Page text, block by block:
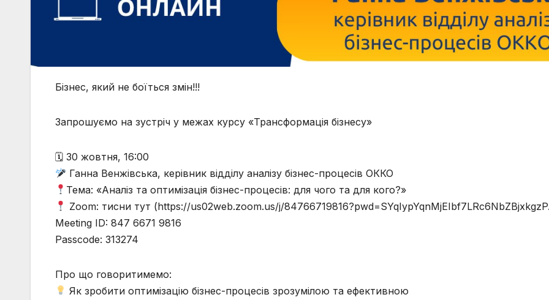
Бізнес, який не боїться змін!!!
Запрошуємо на зустріч у межах курсу «Трансформація бізнесу»
🗓 30 жовтня, 16:00
Ганна Венжівська, керівник відділу аналізу бізнес-процесів ОККО
Тема: «Аналіз та оптимізація бізнес-процесів: для чого та для кого?»
Zoom: тисни тут (https://us02web.zoom.us/j/
Meeting ID: 847 6671 9816
Passcode: 313274
Про що говоритимемо:
Як зробити оптимізацію бізнес-процесів зрозумілою та ефективною